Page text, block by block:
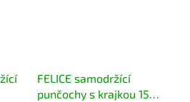
FELICE samodržící
punčochy s krajkou 15